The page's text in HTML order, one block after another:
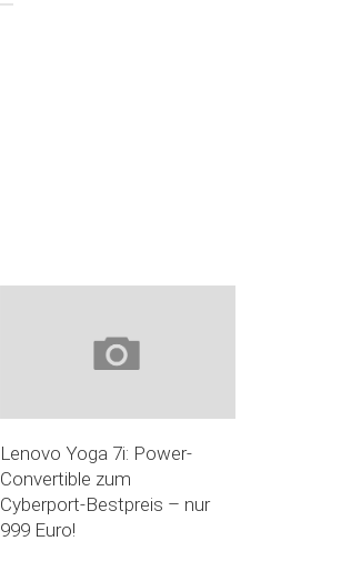
Lenovo Yoga 7i: Power-
Convertible zum
Cyberport-Bestpreis – nur
999 Euro!